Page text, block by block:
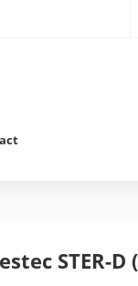
STER-D